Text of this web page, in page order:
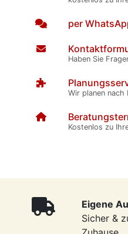
per
Haben Sie
Wir planen nach
Kostenlos zu
Eigene
Sicher &